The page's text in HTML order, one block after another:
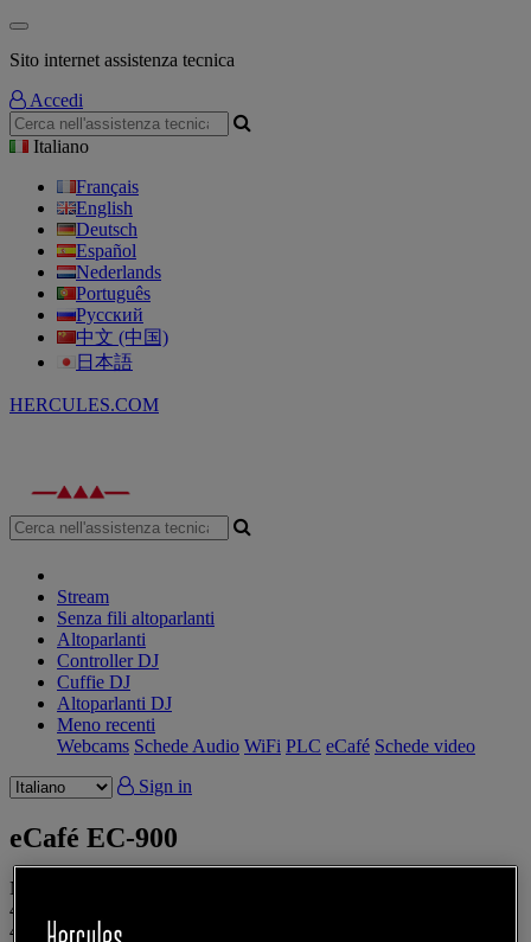
Sito internet assistenza tecnica
Accedi
Italiano
Français
English
Deutsch
Español
Nederlands
Português
Русский
中文 (中国)
日本語
HERCULES.COM
Stream
Senza fili altoparlanti
Altoparlanti
Controller DJ
Cuffie DJ
Altoparlanti DJ
Meno recenti
Webcams Schede Audio WiFi PLC eCafé Schede video
Sign in
eCafé EC-900
Numero prodotto
4780522
4780552 4780553